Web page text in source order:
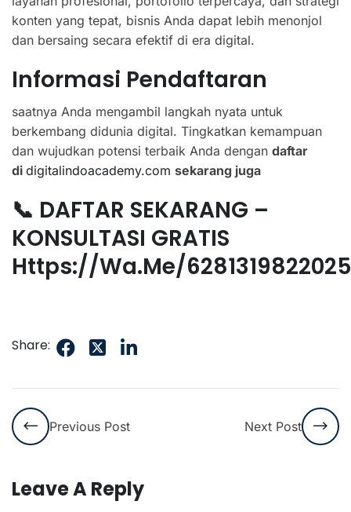
konten yang tepat, bisnis Anda dapat lebih menonjol
dan bersaing secara efektif di era digital.
Informasi Pendaftaran
saatnya Anda mengambil langkah nyata untuk
berkembang didunia digital. Tingkatkan kemampuan
dan wujudkan potensi terbaik Anda dengan daftar
di digitalindoacademy.com sekarang juga
📞 DAFTAR SEKARANG –
KONSULTASI GRATIS
Https://wa.me/6281319822025
Share:
Previous Post Next Post
Leave A Reply